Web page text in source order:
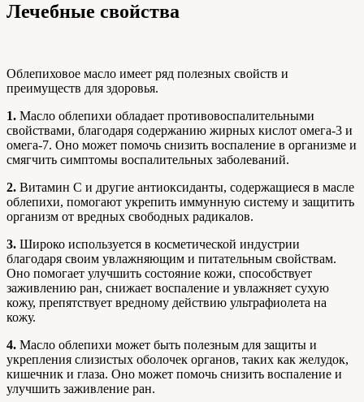
Лечебные свойства
Облепиховое масло имеет ряд полезных свойств и
преимуществ для здоровья.
1. Масло облепихи обладает противовоспалительными
свойствами, благодаря содержанию жирных кислот омега-3 и
омега-7. Оно может помочь снизить воспаление в организме и
смягчить симптомы воспалительных заболеваний.
2. Витамин С и другие антиоксиданты, содержащиеся в масле
облепихи, помогают укрепить иммунную систему и защитить
организм от вредных свободных радикалов.
3. Широко используется в косметической индустрии
благодаря своим увлажняющим и питательным свойствам.
Оно помогает улучшить состояние кожи, способствует
заживлению ран, снижает воспаление и увлажняет сухую
кожу, препятствует вредному действию ультрафиолета на
кожу.
4. Масло облепихи может быть полезным для защиты и
укрепления слизистых оболочек органов, таких как желудок,
кишечник и глаза. Оно может помочь снизить воспаление и
улучшить заживление ран.